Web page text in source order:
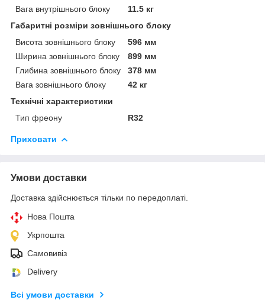
Вага внутрішнього блоку
11.5 кг
Габаритні розміри зовнішнього блоку
Висота зовнішнього блоку
596 мм
Ширина зовнішнього блоку
899 мм
Глибина зовнішнього блоку
378 мм
Вага зовнішнього блоку
42 кг
Технічні характеристики
Тип фреону
R32
Приховати
Умови доставки
Доставка здійснюється тільки по передоплаті.
Нова Пошта
Укрпошта
Самовивіз
Delivery
Всі умови доставки